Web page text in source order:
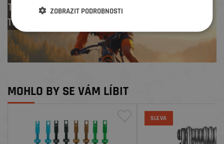
Test centrum
TREK zdarma
MOHLO BY SE VÁM LÍBIT
SLEVA
ZOBRAZIT PODROBNOSTI